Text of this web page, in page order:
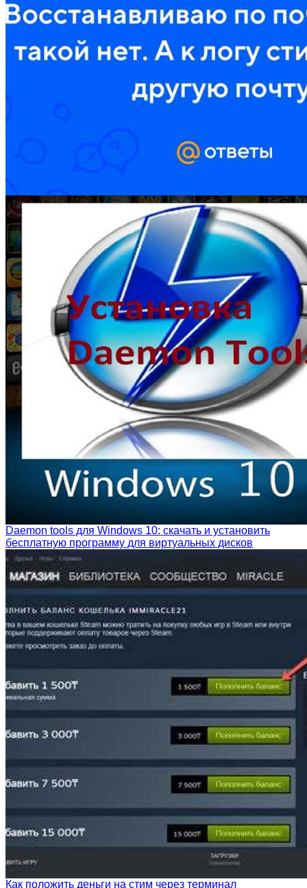
Daemon tools для Windows 10: скачать и установить
бесплатную программу для виртуальных дисков
Как положить деньги на стим через терминал